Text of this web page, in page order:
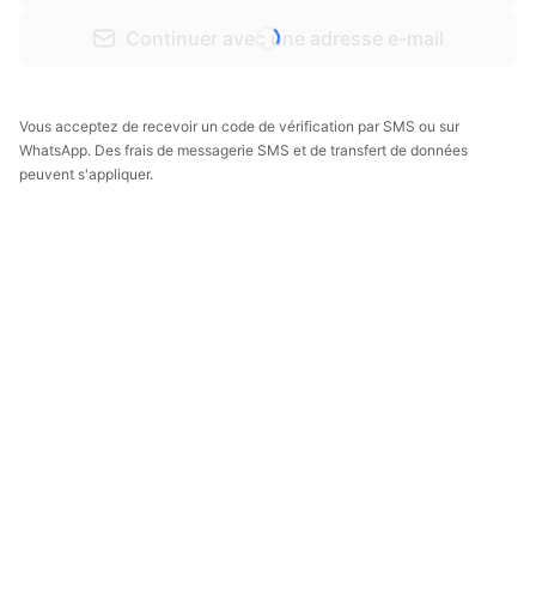
Continuer avec une adresse e-mail
Vous acceptez de recevoir un code de vérification par SMS ou sur
WhatsApp. Des frais de messagerie SMS et de transfert de données
peuvent s'appliquer.